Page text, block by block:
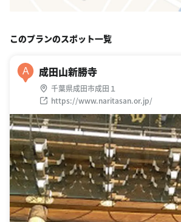
このプランのスポット一覧
A 成田山新勝寺
千葉県成田市成田１
https://www.naritasan.or.jp/